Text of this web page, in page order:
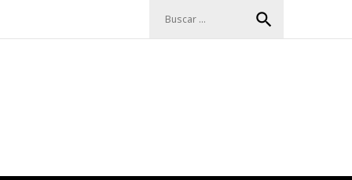
search